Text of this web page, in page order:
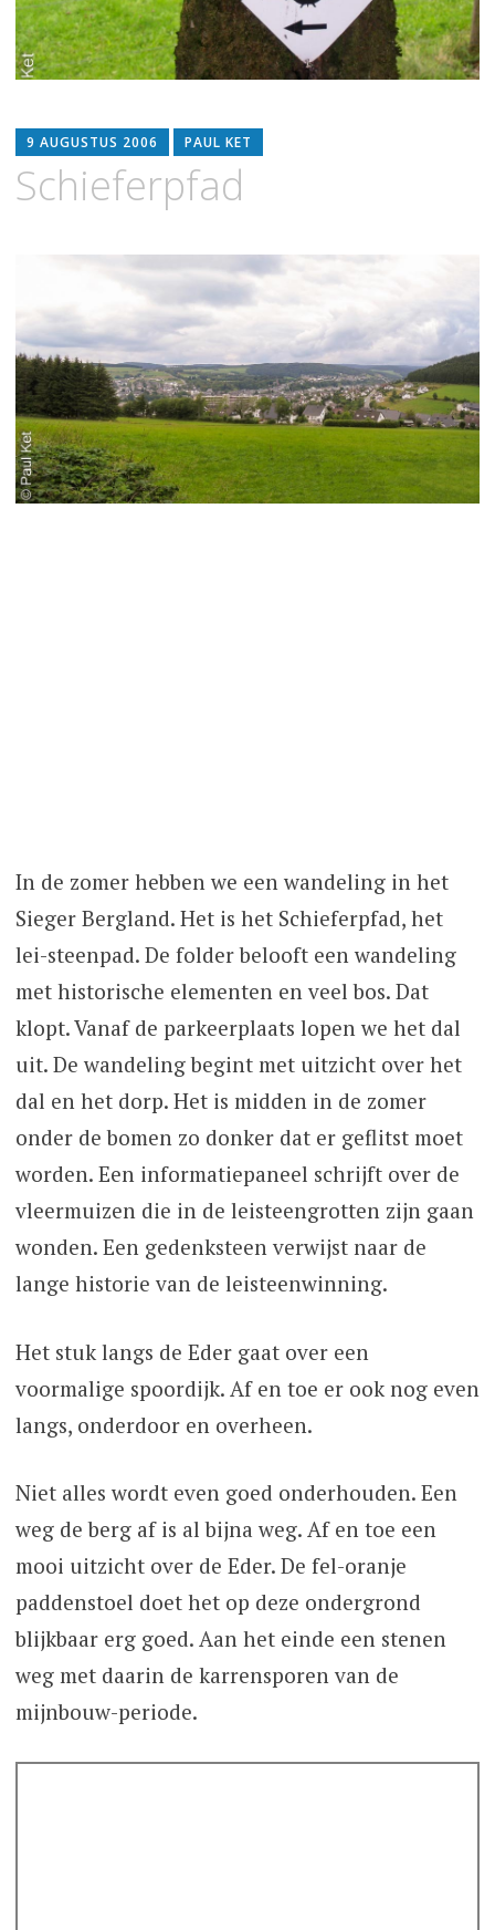
9 AUGUSTUS 2006 PAUL KET
Schieferpfad
In de zomer hebben we een wandeling in het
Sieger Bergland. Het is het Schieferpfad, het
lei-steenpad. De folder belooft een wandeling
met historische elementen en veel bos. Dat
klopt. Vanaf de parkeerplaats lopen we het dal
uit. De wandeling begint met uitzicht over het
dal en het dorp. Het is midden in de zomer
onder de bomen zo donker dat er geflitst moet
worden. Een informatiepaneel schrijft over de
vleermuizen die in de leisteengrotten zijn gaan
wonden. Een gedenksteen verwijst naar de
lange historie van de leisteenwinning.
Het stuk langs de Eder gaat over een
voormalige spoordijk. Af en toe er ook nog even
langs, onderdoor en overheen.
Niet alles wordt even goed onderhouden. Een
weg de berg af is al bijna weg. Af en toe een
mooi uitzicht over de Eder. De fel-oranje
paddenstoel doet het op deze ondergrond
blijkbaar erg goed. Aan het einde een stenen
weg met daarin de karrensporen van de
mijnbouw-periode.